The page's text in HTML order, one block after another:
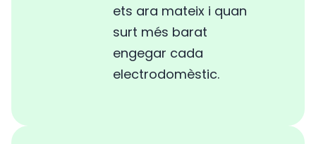
ets ara mateix i quan
surt més barat
engegar cada
electrodomèstic.